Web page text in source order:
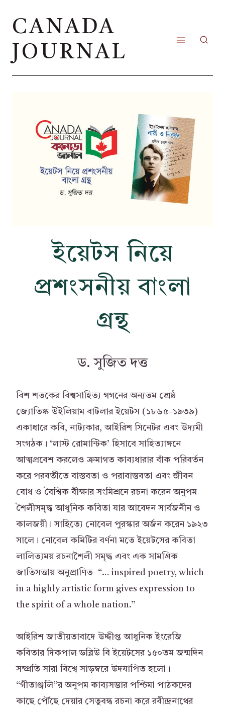
CANADA
JOURNAL
ইয়েটস নিয়ে
প্রশংসনীয় বাংলা
গ্রন্থ
ড. সুজিত দত্ত
বিশ শতকের বিশ্বসাহিত্য গগনের অন্যতম শ্রেষ্ঠ
জ্যোতিষ্ক উইলিয়াম বাটলার ইয়েটস (১৮৬৫–১৯৩৯)
একাধারে কবি, নাট্যকার, আইরিশ সিনেটর এবং উদ্যমী
সংগঠক। ‘লাস্ট রোমান্টিক’ হিসাবে সাহিত্যাঙ্গনে
আত্মপ্রবেশ করলেও ক্রমাগত কাব্যধারার বাঁক পরিবর্তন
করে পরবর্তীতে বাস্তবতা ও পরাবাস্তবতা এবং জীবন
বোধ ও বৈশ্বিক বীক্ষার সংমিশ্রনে রচনা করেন অনুপম
শৈলীসমৃদ্ধ আধুনিক কবিতা যার আবেদন সার্বজনীন ও
কালজয়ী। সাহিত্যে নোবেল পুরস্কার অর্জন করেন ১৯২৩
সালে। নোবেল কমিটির বর্ণনা মতে ইয়েটসের কবিতা
লালিত্যময় রচনাশৈলী সমৃদ্ধ এবং এক সামগ্রিক
জাতিসত্তায় অনুপ্রাণিত “… inspired poetry, which
in a highly artistic form gives expression to
the spirit of a whole nation.”
আইরিশ জাতীয়তাবাদে উদ্দীপ্ত আধুনিক ইংরেজি
কবিতার দিকপাল ডব্লিউ বি ইয়েটসের ১৫০তম জন্মদিন
সম্প্রতি সারা বিশ্বে সাড়ম্বরে উদযাপিত হলো।
“গীতাঞ্জলি”র অনুপম কাব্যসম্ভার পশ্চিমা পাঠকদের
কাছে পৌঁছে দেয়ার সেতুবন্ধ রচনা করে রবীন্দ্রনাথের